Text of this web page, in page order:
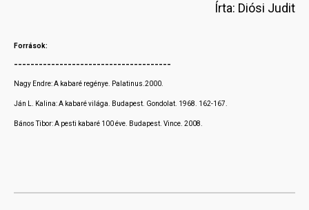
Írta: Diósi Judit
Források:
--------------------------------------
Nagy Endre: A kabaré regénye. Palatinus.2000.
Ján L. Kalina: A kabaré világa. Budapest. Gondolat. 1968. 162-167.
Bános Tibor: A pesti kabaré 100 éve. Budapest. Vince. 2008.